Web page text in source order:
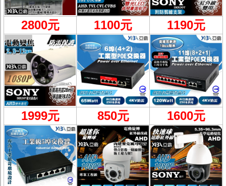
客訂商品
2800元 1100元 1190元
1999元 850元 1600元